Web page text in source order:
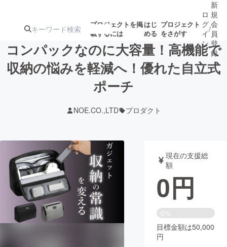
プロジェクトを掲
載するには
はじ
める
プロジェクト
をさがす
注目の新着プロ募集終了が近いプ
テクノロジー・ガジェット
映像・映画 書籍・雑誌
ビジネス・起業 チャレンジ
ロ
グ
イ
ン
/
新
規
会
員
登
録
コンパックなのに大容量！高機能で
収納の悩みを軽減へ！優れた自立式
ポーチ
NOE.CO.,LTD プロダクト
現在の支援総
額
0円
0%
目標金額は50,000
円